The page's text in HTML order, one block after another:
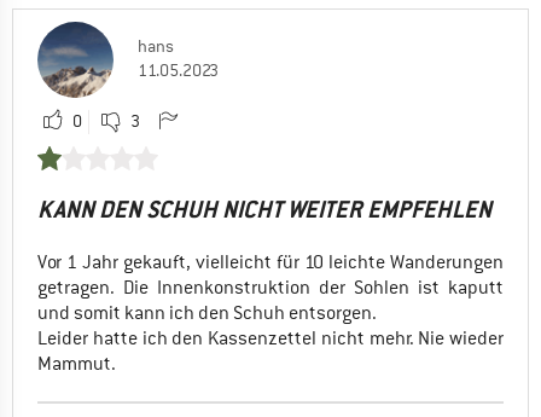
hans
11.05.2023
0 3
KANN DEN SCHUH NICHT WEITER EMPFEHLEN
Vor 1 Jahr gekauft, vielleicht für 10 leichte Wanderungen
getragen. Die Innenkonstruktion der Sohlen ist kaputt
und somit kann ich den Schuh entsorgen.
Leider hatte ich den Kassenzettel nicht mehr. Nie wieder
Mammut.